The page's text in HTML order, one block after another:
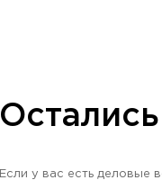
Если у вас есть деловые